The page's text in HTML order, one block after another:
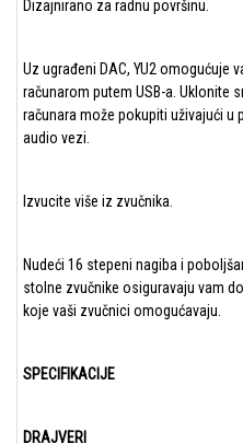
Dizajnirano za radnu površinu.
Uz ugrađeni DAC, YU2 omogućuje
računarom putem USB-a. Uklonite
računara može pokupiti uživajući
audio vezi.
Izvucite više iz zvučnika.
Nudeći 16 stepeni nagiba i
stolne zvučnike osiguravaju vam
koje vaši zvučnici omogućavaju.
SPECIFIKACIJE
DRAJVERI